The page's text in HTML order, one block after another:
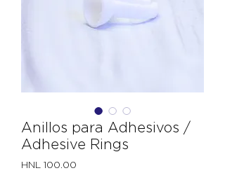
Anillos para Adhesivos /
Adhesive Rings
HNL 100.00